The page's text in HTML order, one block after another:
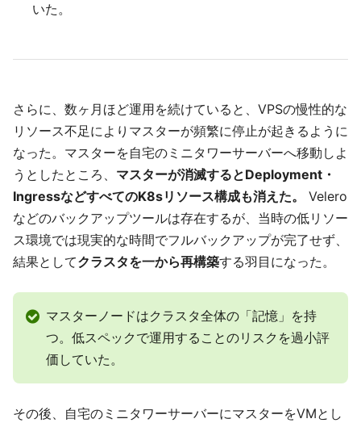
いた。
さらに、数ヶ月ほど運用を続けていると、VPSの慢性的な
リソース不足によりマスターが頻繁に停止が起きるように
なった。マスターを自宅のミニタワーサーバーへ移動しよ
うとしたところ、 マスターが消滅するとDeployment・
IngressなどすべてのK8sリソース構成も消えた。
Velero
などのバックアップツールは存在するが、当時の低リソー
ス環境では現実的な時間でフルバックアップが完了せず、
結果としてクラスタを一から再構築する羽目になった。
マスターノードはクラスタ全体の「記憶」を持
つ。低スペックで運用することのリスクを過小評
価していた。
その後、自宅のミニタワーサーバーにマスターをVMとし